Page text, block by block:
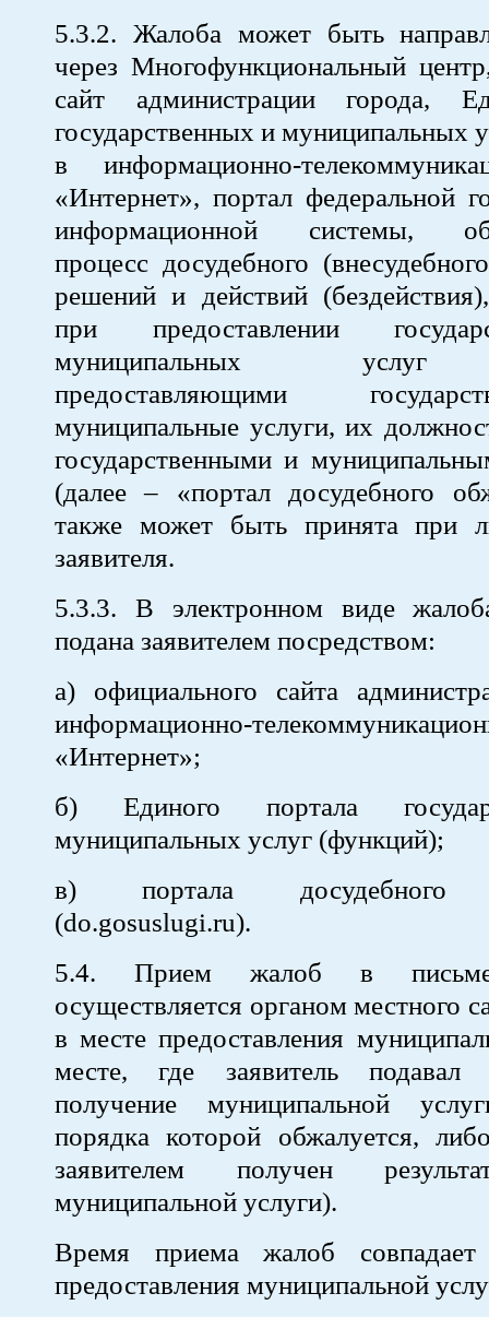
5.3.2. Жалоба может быть
через Многофункциональный
сайт администрации города,
государственных и муниципальных
в информационно-
«Интернет», портал федеральной
информационной системы,
процесс досудебного
решений и действий
при предоставлении
муниципальных услуг
предоставляющими
муниципальные услуги, их
государственными и
(далее – «портал досудебного
также может быть принята при
заявителя.
5.3.3. В электронном виде
подана заявителем посредством:
а) официального сайта
информационно-
«Интернет»;
б) Единого портала
муниципальных услуг (функций);
в) портала досудебного
(do.gosuslugi.ru).
5.4. Прием жалоб в
осуществляется органом местного
в месте предоставления
месте, где заявитель подавал
получение муниципальной
порядка которой обжалуется,
заявителем получен
муниципальной услуги).
Время приема жалоб
предоставления муниципальной